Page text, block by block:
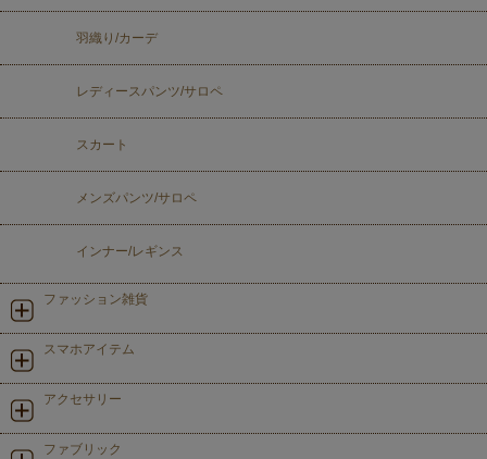
羽織り/カーデ
レディースパンツ/サロペ
スカート
メンズパンツ/サロペ
インナー/レギンス
ファッション雑貨
スマホアイテム
アクセサリー
ファブリック